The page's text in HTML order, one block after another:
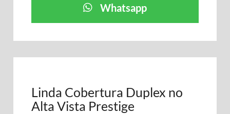
Whatsapp
Linda Cobertura Duplex no
Alta Vista Prestige